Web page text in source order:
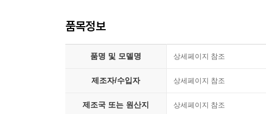
품목정보
품명 및 모델명 상세페이지 참조
제조자/수입자 상세페이지 참조
제조국 또는 원산지 상세페이지 참조